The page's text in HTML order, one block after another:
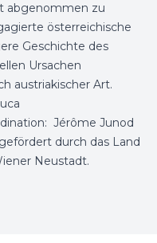
abgenommen zu
österreichische
Geschichte des
Ursachen
austriakischer Art.
Jérôme Junod
durch das Land
Neustadt.